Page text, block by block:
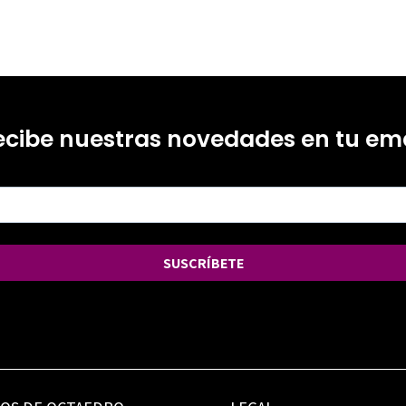
nuestras novedades en tu
SUSCRÍBETE